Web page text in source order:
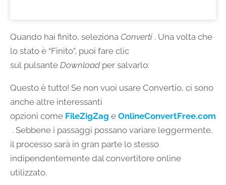
Quando hai finito, seleziona Converti . Una volta che
lo stato è “Finito”, puoi fare clic
sul pulsante Downloadper salvarlo:
Questo è tutto! Se non vuoi usare Convertio, ci sono
anche altre interessanti
opzioni come FileZigZag e OnlineConvertFree.com
. Sebbene i passaggi possano variare leggermente,
il processo sarà in gran parte lo stesso
indipendentemente dal convertitore online
utilizzato.